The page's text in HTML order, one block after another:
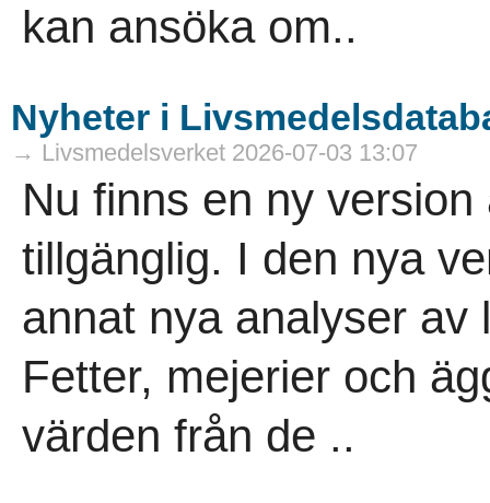
kan ansöka om..
Nyheter i
→ Livsmedelsverket 2026-07-03 13:07
Nu finns en ny
tillgänglig. I den nya
annat nya analyser av
Fetter, mejerier och
värden från de ..